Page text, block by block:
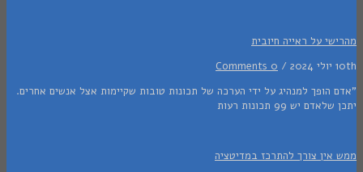
על ראייה חיובית
0 Comments
הופך למנהיג על ידי הערכה של תכונות טובות שקיימות אצל אנשים אחרים.
יש 99 תכונות רעות
צורך להתרכז במדיטציה